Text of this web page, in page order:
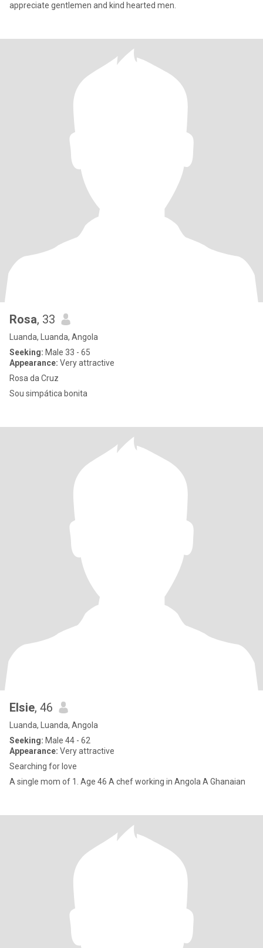
appreciate gentlemen and kind hearted men.
Rosa, 33
Luanda, Luanda, Angola
Seeking: Male 33 - 65
Appearance: Very attractive
Rosa da Cruz
Sou simpática bonita
Elsie, 46
Luanda, Luanda, Angola
Seeking: Male 44 - 62
Appearance: Very attractive
Searching for love
A single mom of 1. Age 46 A chef working in Angola A Ghanaian